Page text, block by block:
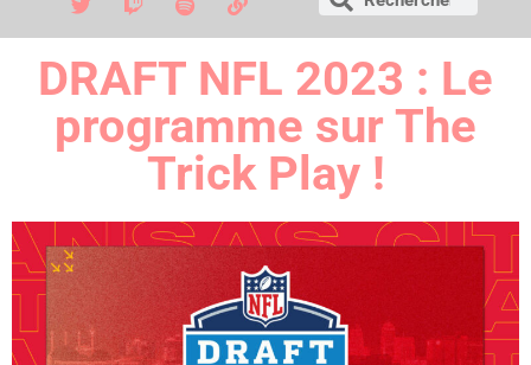
DRAFT NFL 2023 : Le
programme sur The
Trick Play !